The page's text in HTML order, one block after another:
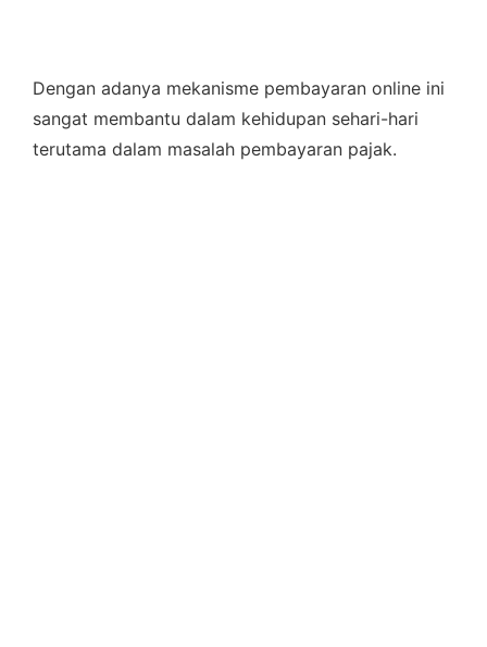
Dengan adanya mekanisme pembayaran online ini
sangat membantu dalam kehidupan sehari-hari
terutama dalam masalah pembayaran pajak.